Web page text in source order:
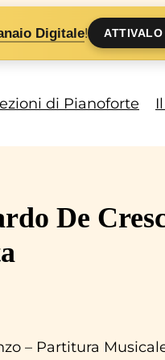
Digitale!
di Pianoforte
De
– Partitura